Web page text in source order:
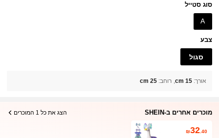
סוג סטייל
A
צבע
סגול
אורך:
15 cm רוחב:
25 cm
מוכרים אחרים ב-SHEIN הצג את כל 1 המוכרים
₪32 .40